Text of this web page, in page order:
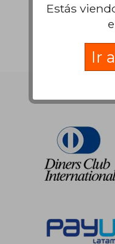
Estás
Ir